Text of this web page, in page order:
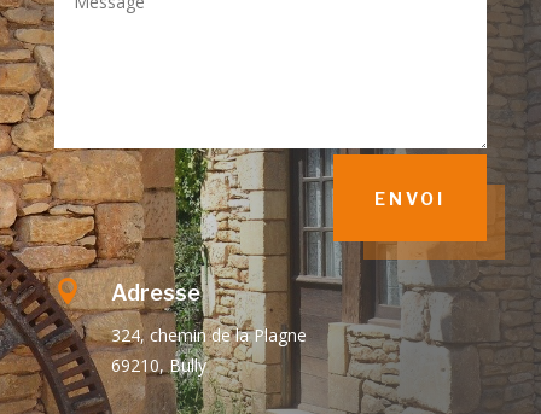
ENVOI
 Adresse
324, chemin de la Plagne
69210, Bully